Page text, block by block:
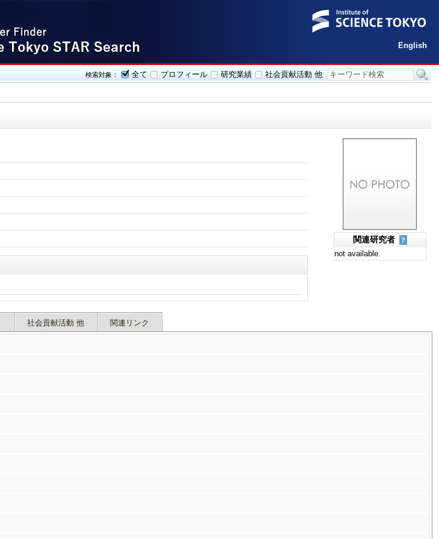
English
検索対象： 全て プロフィール 研究業績 社会貢献活動 他
関連研究者 ?
not available.
社会貢献活動 他 関連リンク